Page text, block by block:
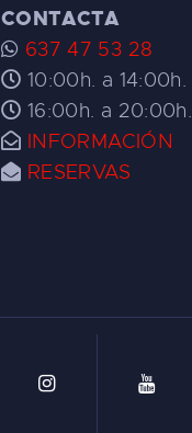
CONTACTA
637 47 53 28
10:00h. a 14:00h.
16:00h. a 20:00h.
INFORMACIÓN
RESERVAS